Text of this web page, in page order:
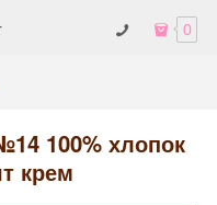
0
100% хлопок
крем